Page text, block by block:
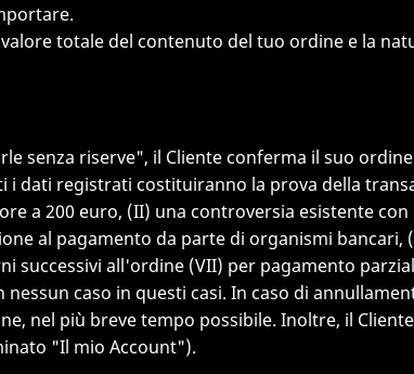
totale del contenuto del tuo ordine e la
senza riserve", il Cliente conferma il suo
dati registrati costituiranno la prova della
a 200 euro, (II) una controversia esistente con
al pagamento da parte di organismi bancari,
all'ordine (VII) per pagamento
caso in questi casi. In caso di
nel più breve tempo possibile. Inoltre, il
"Il mio Account").